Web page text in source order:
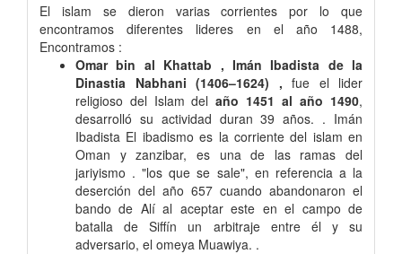
El islam se dieron varias corrientes por lo que
encontramos diferentes lideres en el año 1488,
Encontramos :
Omar bin al Khattab , Imán Ibadista de la
Dinastia Nabhani (1406–1624) , fue el lider
religioso del Islam del año 1451 al año 1490,
desarrolló su actividad duran 39 años. . Imán
Ibadista El ibadismo es la corriente del islam en
Oman y zanzibar, es una de las ramas del
jariyismo . "los que se sale", en referencia a la
deserción del año 657 cuando abandonaron el
bando de Alí al aceptar este en el campo de
batalla de Siffín un arbitraje entre él y su
adversario, el omeya Muawiya. .